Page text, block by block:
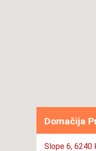
Domačija
Slope 6, 6240